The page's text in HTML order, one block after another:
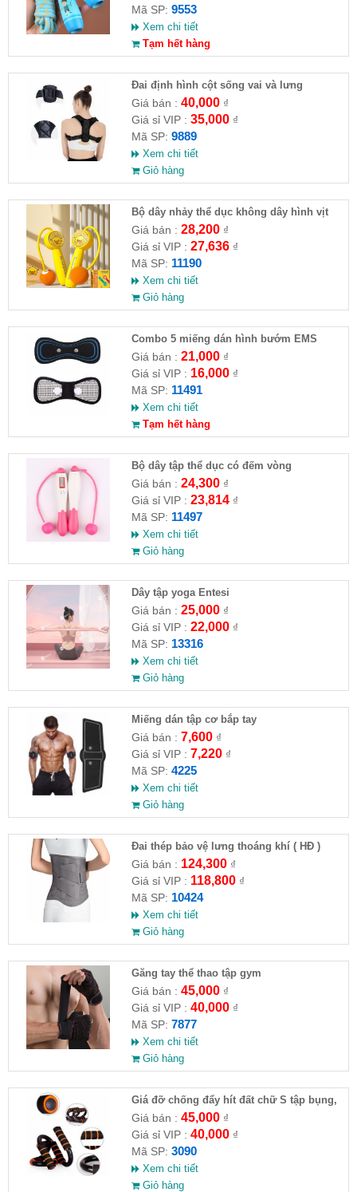
Mã SP: 9553
Xem chi tiết
Tạm hết hàng
Đai định hình cột sống vai và lưng
Giá bán : 40,000₫
Giá sỉ VIP : 35,000₫
Mã SP: 9889
Xem chi tiết
Giỏ hàng
Bộ dây nhảy thể dục không dây hình vịt
Giá bán : 28,200₫
Giá sỉ VIP : 27,636₫
Mã SP: 11190
Xem chi tiết
Giỏ hàng
Combo 5 miếng dán hình bướm EMS
Giá bán : 21,000₫
Giá sỉ VIP : 16,000₫
Mã SP: 11491
Xem chi tiết
Tạm hết hàng
Bộ dây tập thể dục có đếm vòng
Giá bán : 24,300₫
Giá sỉ VIP : 23,814₫
Mã SP: 11497
Xem chi tiết
Giỏ hàng
Dây tập yoga Entesi
Giá bán : 25,000₫
Giá sỉ VIP : 22,000₫
Mã SP: 13316
Xem chi tiết
Giỏ hàng
Miếng dán tập cơ bắp tay
Giá bán : 7,600₫
Giá sỉ VIP : 7,220₫
Mã SP: 4225
Xem chi tiết
Giỏ hàng
Đai thép bảo vệ lưng thoáng khí ( HĐ )
Giá bán : 124,300₫
Giá sỉ VIP : 118,800₫
Mã SP: 10424
Xem chi tiết
Giỏ hàng
Găng tay thể thao tập gym
Giá bán : 45,000₫
Giá sỉ VIP : 40,000₫
Mã SP: 7877
Xem chi tiết
Giỏ hàng
Giá đỡ chống đẩy hít đất chữ S tập bụng,
ngực
Giá bán : 45,000₫
Giá sỉ VIP : 40,000₫
Mã SP: 3090
Xem chi tiết
Giỏ hàng